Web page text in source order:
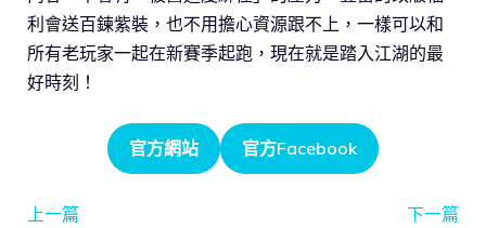
利會送百鍊紫裝，也不用擔心資源跟不上，一樣可以和
所有老玩家一起在新賽季起跑，現在就是踏入江湖的最
好時刻！
官方網站 官方Facebook
上一篇 下一篇